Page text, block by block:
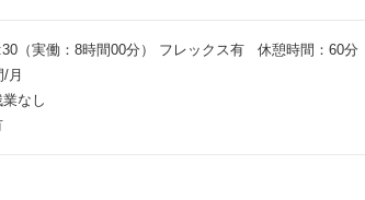
（実働：8時間00分） フレックス有 休憩時間：60分
月
なし